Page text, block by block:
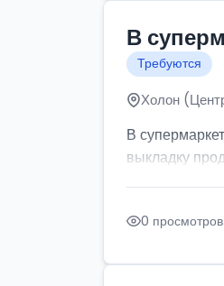
В
Требуются
Холон
В
выкладку
0 просмотров